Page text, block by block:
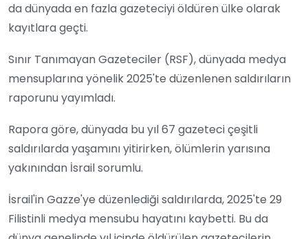
da dünyada en fazla gazeteciyi öldüren ülke olarak
kayıtlara geçti.
Sınır Tanımayan Gazeteciler (RSF), dünyada medya
mensuplarına yönelik 2025'te düzenlenen saldırıların
raporunu yayımladı.
Rapora göre, dünyada bu yıl 67 gazeteci çeşitli
saldırılarda yaşamını yitirirken, ölümlerin yarısına
yakınından İsrail sorumlu.
İsrail'in Gazze'ye düzenlediği saldırılarda, 2025'te 29
Filistinli medya mensubu hayatını kaybetti. Bu da